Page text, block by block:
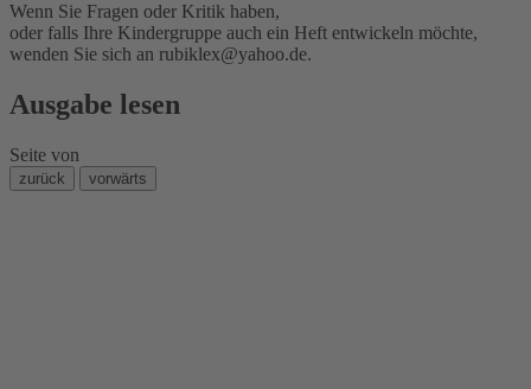
Wenn Sie Fragen oder Kritik haben,
oder falls Ihre Kindergruppe auch ein Heft entwickeln möchte,
wenden Sie sich an rubiklex@yahoo.de.
Ausgabe lesen
Seite von
zurück vorwärts